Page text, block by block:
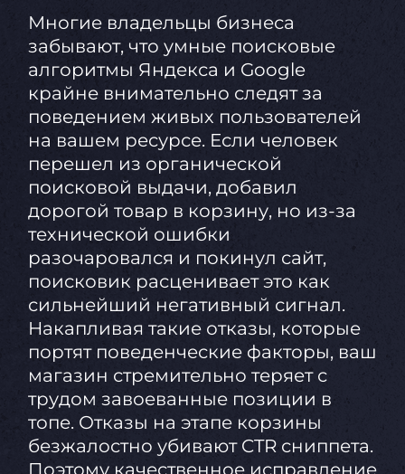
Многие владельцы бизнеса
забывают, что умные поисковые
алгоритмы Яндекса и Google
крайне внимательно следят за
поведением живых пользователей
на вашем ресурсе. Если человек
перешел из органической
поисковой выдачи, добавил
дорогой товар в корзину, но из-за
технической ошибки
разочаровался и покинул сайт,
поисковик расценивает это как
сильнейший негативный сигнал.
Накапливая такие отказы, которые
портят поведенческие факторы, ваш
магазин стремительно теряет с
трудом завоеванные позиции в
топе. Отказы на этапе корзины
безжалостно убивают CTR сниппета.
Поэтому качественное исправление